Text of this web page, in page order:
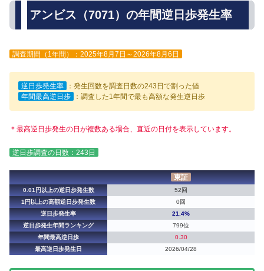
アンビス（7071）の年間逆日歩発生率
調査期間（1年間）：2025年8月7日～2026年8月6日
逆日歩発生率
：発生回数を調査日数の243日で割った値
年間最高逆日歩
：調査した1年間で最も高額な発生逆日歩
＊最高逆日歩発生の日が複数ある場合、直近の日付を表示しています。
逆日歩調査の日数：243日
東証
0.01円以上の逆日歩発生数
52回
1円以上の高額逆日歩発生数
0回
逆日歩発生率
21.4%
逆日歩発生年間ランキング
799位
年間最高逆日歩
0.30
最高逆日歩発生日
2026/04/28